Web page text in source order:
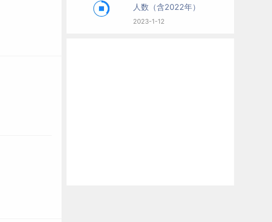
人数（含2022年）
2023-1-12